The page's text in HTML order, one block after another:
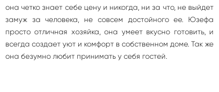
она четко знает себе цену и никогда, ни за что, не выйдет
замуж за человека, не совсем достойного ее. Юзефа
просто отличная хозяйка, она умеет вкусно готовить, и
всегда создает уют и комфорт в собственном доме. Так же
она безумно любит принимать у себя гостей.